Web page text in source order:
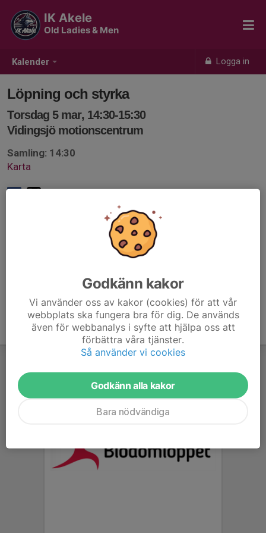
Kalender Logga in
IK Akele
Old Ladies & Men
Löpning och styrka
Torsdag 5 mar, 14:30-15:30
Vidingsjö motionscentrum
Samling: 14:30
Karta
Godkänn kakor
Vi använder oss av kakor (cookies) för att vår
webbplats ska fungera bra för dig. De används
även för webbanalys i syfte att hjälpa oss att
förbättra våra tjänster.
Så använder vi cookies
Godkänn alla kakor
Bara nödvändiga